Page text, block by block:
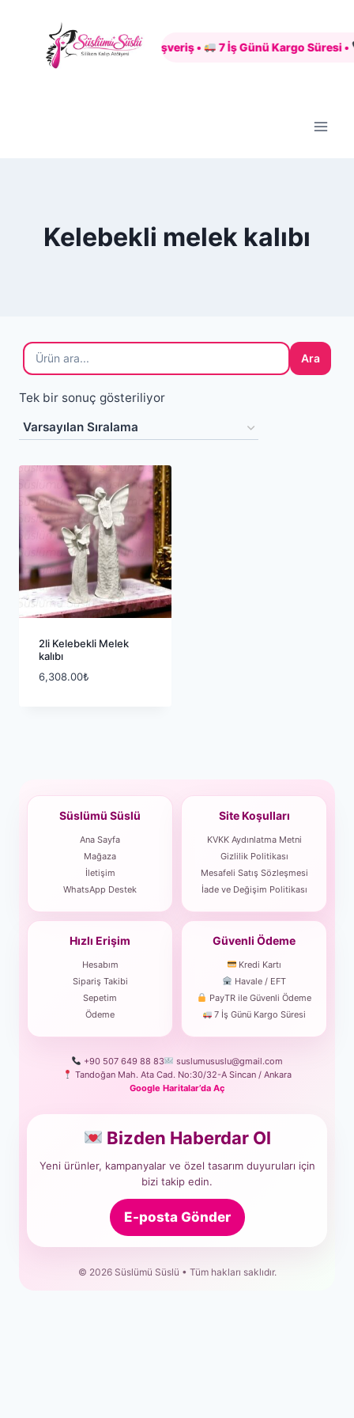
content
Güvenli Alışveriş • 7 İş Günü Kargo Süresi •
Kelebekli melek kalıbı
Ara
Tek bir sonuç gösteriliyor
2li Kelebekli Melek
kalıbı
6,308.00₺
Süslümü Süslü
Ana Sayfa
Mağaza
İletişim
WhatsApp Destek
Site Koşulları
KVKK Aydınlatma Metni
Gizlilik Politikası
Mesafeli Satış Sözleşmesi
İade ve Değişim Politikası
Hızlı Erişim
Hesabım
Sipariş Takibi
Sepetim
Ödeme
Güvenli Ödeme
Kredi Kartı
Havale / EFT
PayTR ile Güvenli Ödeme
7 İş Günü Kargo Süresi
+90 507 649 88 83
suslumususlu@gmail.com
Tandoğan Mah. Ata Cad. No:30/32-A Sincan / Ankara
Google Haritalar’da Aç
Bizden Haberdar Ol
Yeni ürünler, kampanyalar ve özel tasarım duyuruları için
bizi takip edin.
E-posta Gönder
© 2026 Süslümü Süslü • Tüm hakları saklıdır.